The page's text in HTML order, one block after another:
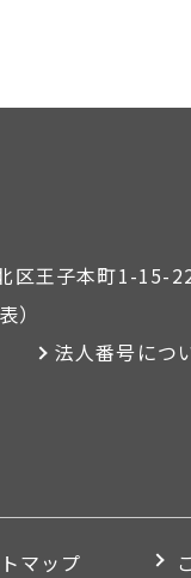
区王子本町1-15-
）
法人番号につ
マップ